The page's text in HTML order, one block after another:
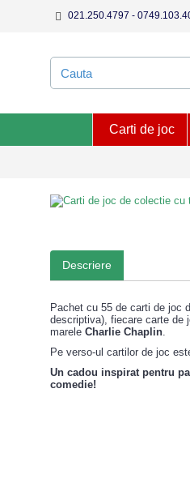
021.250.4797 -
Carti de joc
Descriere
Pachet cu 55 de carti de joc
descriptiva), fiecare carte de
marele Charlie Chaplin.
Pe verso-ul cartilor de joc
Un cadou inspirat pentru
comedie!